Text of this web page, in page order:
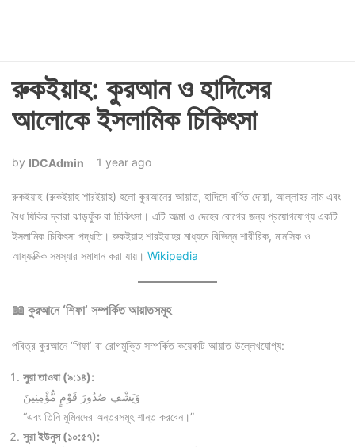
রুকইয়াহ: কুরআন ও হাদিসের
আলোকে ইসলামিক চিকিৎসা
IDCAdmin 1 year ago
রুকইয়াহ (রুকইয়াহ শারইয়াহ) হলো কুরআনের আয়াত, হাদিসে বর্ণিত দোয়া, আল্লাহর নাম এবং
বৈধ যিকির দ্বারা ঝাড়ফুঁক বা চিকিৎসা। এটি আত্মা ও দেহের রোগের জন্য প্রয়োগযোগ্য একটি
ইসলামিক চিকিৎসা পদ্ধতি। রুকইয়াহ শারইয়াহর মাধ্যমে বিভিন্ন শারীরিক, মানসিক ও
আধ্যাত্মিক সমস্যার সমাধান করা যায়। Wikipedia
📖 কুরআনে ‘শিফা’ সম্পর্কিত আয়াতসমূহ
পবিত্র কুরআনে ‘শিফা’ বা রোগমুক্তি সম্পর্কিত কয়েকটি আয়াত উল্লেখযোগ্য:
সুরা তাওবা (৯:১৪):
وَيَشْفِ صُدُورَ قَوْمٍ مُّؤْمِنِينَ
“এবং তিনি মুমিনদের অন্তরসমূহ শান্ত করবেন।”
সুরা ইউনুস (১০:৫৭):